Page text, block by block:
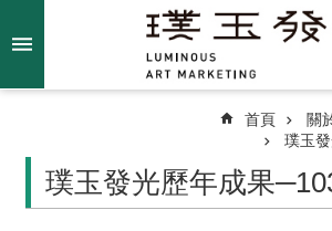
跳到主要內容區塊
階
首頁 關
璞玉
璞玉發光歷年成果